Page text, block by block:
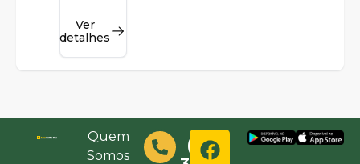
Ver
detalhes
Quem
Somos
(48)